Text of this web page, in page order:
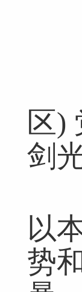
▲
区)
剑
以
势